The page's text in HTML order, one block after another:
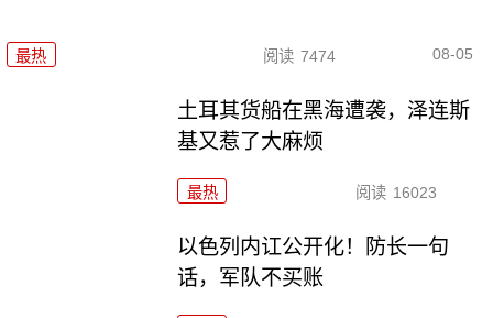
最热 阅读 7474 08-05
土耳其货船在黑海遭袭，泽连斯
基又惹了大麻烦
最热 阅读 16023
以色列内讧公开化！防长一句
话，军队不买账